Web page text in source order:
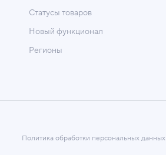
Статусы товаров
Новый функционал
Регионы
Политика обработки персональных данных